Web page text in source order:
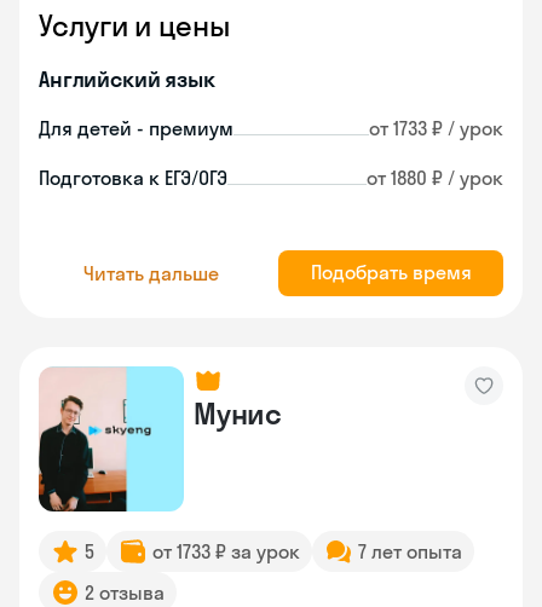
Услуги и цены
Английский язык
Для детей - премиум от 1733 ₽ / урок
Подготовка к ЕГЭ/ОГЭ от 1880 ₽ / урок
Читать дальше Подобрать время
Мунис
5 от 1733 ₽ за урок
7 лет опыта
2 отзыва